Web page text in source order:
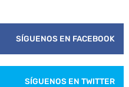
SÍGUENOS EN FACEBOOK
SÍGUENOS EN TWITTER